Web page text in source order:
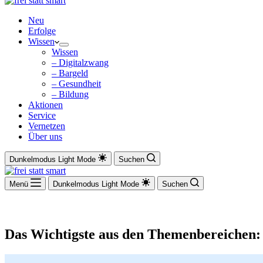
Neu
Erfolge
Wissen
Wissen
– Digitalzwang
– Bargeld
– Gesundheit
– Bildung
Aktionen
Service
Vernetzen
Über uns
Dunkelmodus Light Mode Suchen
Menü Dunkelmodus Light Mode Suchen
Das Wichtigste aus den Themenbereichen: